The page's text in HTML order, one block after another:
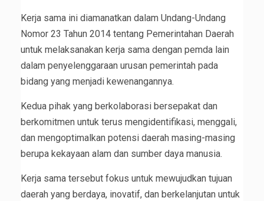
Kerja sama ini diamanatkan dalam Undang-Undang
Nomor 23 Tahun 2014 tentang Pemerintahan Daerah
untuk melaksanakan kerja sama dengan pemda lain
dalam penyelenggaraan urusan pemerintah pada
bidang yang menjadi kewenangannya.
Kedua pihak yang berkolaborasi bersepakat dan
berkomitmen untuk terus mengidentifikasi, menggali,
dan mengoptimalkan potensi daerah masing-masing
berupa kekayaan alam dan sumber daya manusia.
Kerja sama tersebut fokus untuk mewujudkan tujuan
daerah yang berdaya, inovatif, dan berkelanjutan untuk